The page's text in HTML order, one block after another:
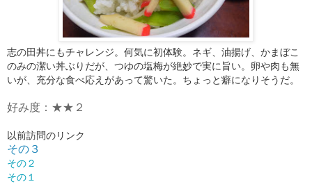
志の田丼にもチャレンジ。何気に初体験。ネギ、油揚げ、かまぼこ
のみの潔い丼ぶりだが、つゆの塩梅が絶妙で実に旨い。卵や肉も無
いが、充分な食べ応えがあって驚いた。ちょっと癖になりそうだ。
好み度：★★２
以前訪問のリンク
その３
その２
その１